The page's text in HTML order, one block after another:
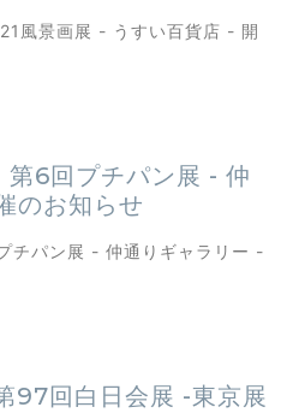
風景画展 - うすい百貨店 - 開
6回プチパン展 - 仲
のお知らせ
パン展 - 仲通りギャラリー -
回白日会展 -東京展